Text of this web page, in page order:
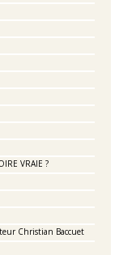
VRAIE ?
Christian Baccuet